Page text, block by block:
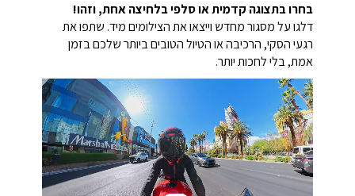
בחרו בתצוגה קדמית או סלפי בלחיצה אחת, וזהו!
דלגו על מסגור מחדש וייצאו את הצילומים מיד. שתפו את
רגעי הסקי, הרכיבה או הטיול הטובים ביותר שלכם בזמן
אמת, בלי לחכות יותר.